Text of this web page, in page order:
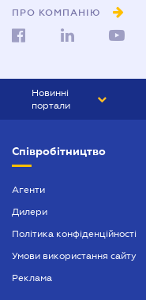
ПРО КОМПАНІЮ
Новинні
портали
БІЗНЕС
Співробітництво
Агенти
Дилери
Політика конфіденційності
Умови використання сайту
Реклама